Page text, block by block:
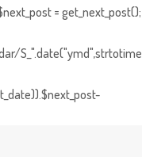
= get_next_post();